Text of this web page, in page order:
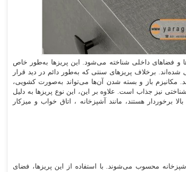
و فضاهای داخلی شناخته می‌شود. این پریزها به‌طور خاص
برخلاف پریزهای سنتی که به‌طور دائم در دید قرار
مکانیزم باز و بسته شدن آن‌ها می‌تواند به‌صورت کشویی،
نیز جذاب است. علاوه بر این، این نوع پریزها به دلیل
هستند، مانند آشپزخانه ، اتاق خواب و میزکار
محسوب می‌شوند. با استفاده از این پریزها، فضای